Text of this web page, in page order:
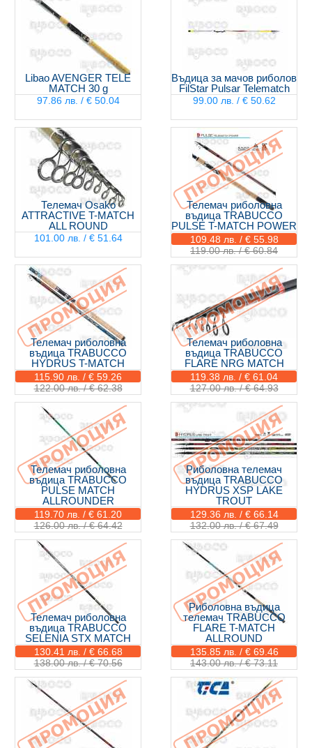
Libao AVENGER TELE
MATCH 30 g
97.86 лв. / € 50.04
Въдица за мачов риболов
FilStar Pulsar Telematch
99.00 лв. / € 50.62
Телемач Osako
ATTRACTIVE T-MATCH
ALL ROUND
101.00 лв. / € 51.64
Телемач риболовна
въдица TRABUCCO
PULSE T-MATCH POWER
109.48 лв. / € 55.98
119.00 лв. / € 60.84
Телемач риболовна
въдица TRABUCCO
HYDRUS T-MATCH
115.90 лв. / € 59.26
122.00 лв. / € 62.38
Телемач риболовна
въдица TRABUCCO
FLARE NRG MATCH
119.38 лв. / € 61.04
127.00 лв. / € 64.93
Телемач риболовна
въдица TRABUCCO
PULSE MATCH
ALLROUNDER
119.70 лв. / € 61.20
126.00 лв. / € 64.42
Риболовна телемач
въдица TRABUCCO
HYDRUS XSP LAKE
TROUT
129.36 лв. / € 66.14
132.00 лв. / € 67.49
Телемач риболовна
въдица TRABUCCO
SELENIA STX MATCH
130.41 лв. / € 66.68
138.00 лв. / € 70.56
Риболовна въдица
телемач TRABUCCO
FLARE T-MATCH
ALLROUND
135.85 лв. / € 69.46
143.00 лв. / € 73.11